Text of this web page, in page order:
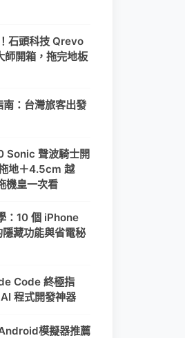
石頭科技 Qrevo
師開箱，拖完地板
：台灣旅客出發
Sonic 聲波騎士開
地＋4.5cm 越
機皇一次看
：10 個 iPhone
藏功能與省電秘
Code 終極指
程式開發神器
模擬器推薦